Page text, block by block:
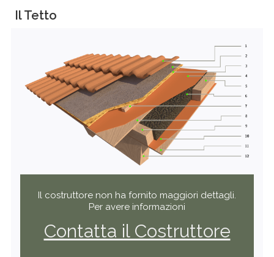
Il Tetto
Il costruttore non ha fornito maggiori dettagli.
Per avere informazioni
Contatta il Costruttore